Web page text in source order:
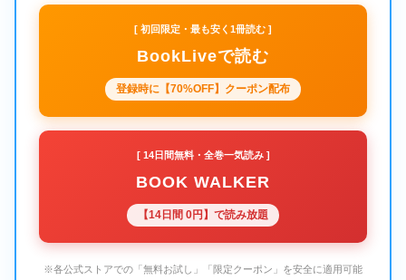
[ 初回限定・最も安く1冊読む ]
BookLiveで読む
登録時に【70%OFF】クーポン配布
[ 14日間無料・全巻一気読み ]
BOOK WALKER
【14日間 0円】で読み放題
※各公式ストアでの「無料お試し」「限定クーポン」を安全に適用可能